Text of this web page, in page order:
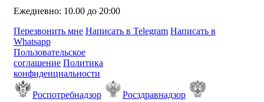
Ежедневно: 10.00 до 20:00
Перезвонить мне Написать в Telegram Написать в
Whatsapp
Пользовательское
соглашение Политика
конфиденциальности
Роспотребнадзор
Росздравнадзор